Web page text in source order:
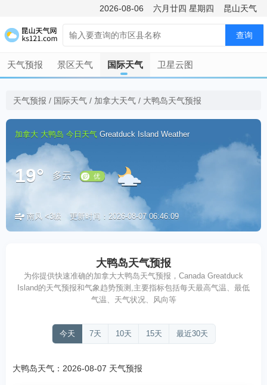
2026-08-06 六月廿四 星期四 昆山天气
查询
天气预报 景区天气 国际天气 卫星云图
天气预报 / 国际天气 / 加拿大天气 / 大鸭岛天气预报
加拿大 大鸭岛 今日天气 Greatduck Island Weather
19° 多云
优
南风 <3级 更新时间：2026-08-07 06:46:09
大鸭岛天气预报
为你提供快速准确的加拿大大鸭岛天气预报，Canada Greatduck
Island的天气预报和气象趋势预测,主要指标包括每天最高气温、最低
气温、天气状况、风向等
今天 7天 10天 15天 最近30天
大鸭岛天气：2026-08-07 天气预报